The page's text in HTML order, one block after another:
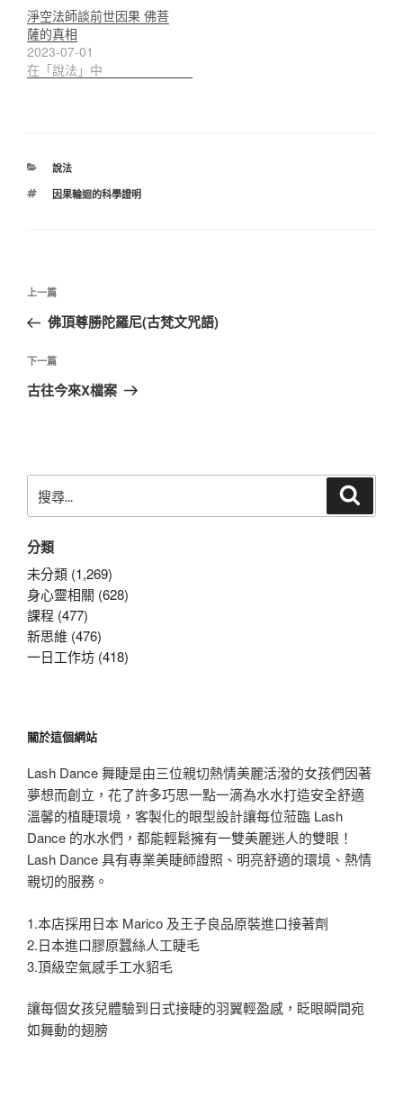
淨空法師談前世因果 佛菩
薩的真相
2023-07-01
在「說法」中
分
說法
標
因果輪迴的科學證明
文
導
覽
上
一
文
章
上一篇
佛頂尊勝陀羅尼(古梵文咒語)
下
一
下一篇
古往今來X檔案
尋
鍵
字:
分類
未分類 (1,269)
身心靈相關 (628)
課程 (477)
新思維 (476)
一日工作坊 (418)
關於這個網站
Lash Dance 舞睫是由三位親切熱情美麗活潑的女孩們因著
夢想而創立，花了許多巧思一點一滴為水水打造安全舒適
溫馨的植睫環境，客製化的眼型設計讓每位蒞臨 Lash
Dance 的水水們，都能輕鬆擁有一雙美麗迷人的雙眼！
Lash Dance 具有專業美睫師證照、明亮舒適的環境、熱情
親切的服務。
1.本店採用日本 Marico 及王子良品原裝進口接著劑
2.日本進口膠原蠶絲人工睫毛
3.頂級空氣感手工水貂毛
讓每個女孩兒體驗到日式接睫的羽翼輕盈感，眨眼瞬間宛
如舞動的翅膀